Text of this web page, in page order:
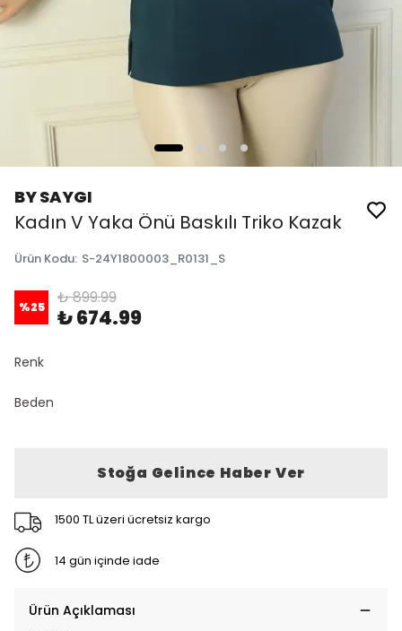
BY SAYGI
Kadın V Yaka Önü Baskılı Triko Kazak
Ürün Kodu: S-24Y1800003_R0131_S
%25 ₺ 899.99
₺ 674.99
Renk
Beden
Stoğa Gelince Haber Ver
1500 TL üzeri ücretsiz kargo
14 gün içinde iade
Ürün Açıklaması